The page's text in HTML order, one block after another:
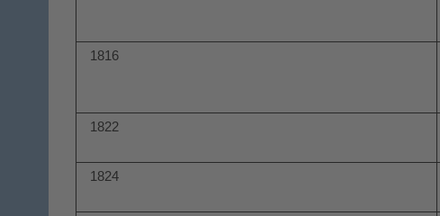
1816
1822
1824